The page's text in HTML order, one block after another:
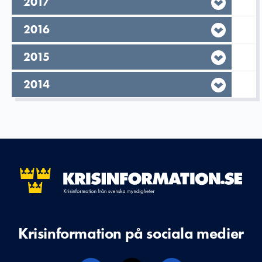
År,
2016
År,
2015
År,
2014
Krisinformation på sociala medier